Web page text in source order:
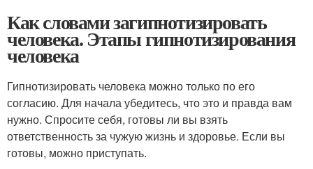
Как словами загипнотизировать
человека. Этапы гипнотизирования
человека
Гипнотизировать человека можно только по его
согласию. Для начала убедитесь, что это и правда вам
нужно. Спросите себя, готовы ли вы взять
ответственность за чужую жизнь и здоровье. Если вы
готовы, можно приступать.